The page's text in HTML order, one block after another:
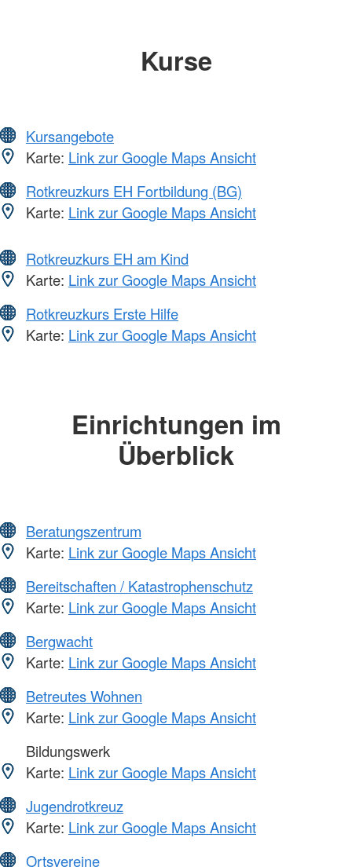
Kurse
Kursangebote
Karte: Link zur Google Maps Ansicht
Rotkreuzkurs EH Fortbildung (BG)
Karte: Link zur Google Maps Ansicht
Rotkreuzkurs EH am Kind
Karte: Link zur Google Maps Ansicht
Rotkreuzkurs Erste Hilfe
Karte: Link zur Google Maps Ansicht
Einrichtungen im
Überblick
Beratungszentrum
Karte: Link zur Google Maps Ansicht
Bereitschaften / Katastrophenschutz
Karte: Link zur Google Maps Ansicht
Bergwacht
Karte: Link zur Google Maps Ansicht
Betreutes Wohnen
Karte: Link zur Google Maps Ansicht
Bildungswerk
Karte: Link zur Google Maps Ansicht
Jugendrotkreuz
Karte: Link zur Google Maps Ansicht
Ortsvereine